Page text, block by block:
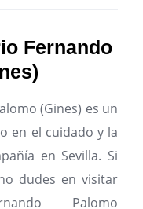
Fernando
(Gines) es un
en el cuidado y la
en Sevilla. Si
dudes en visitar
Palomo